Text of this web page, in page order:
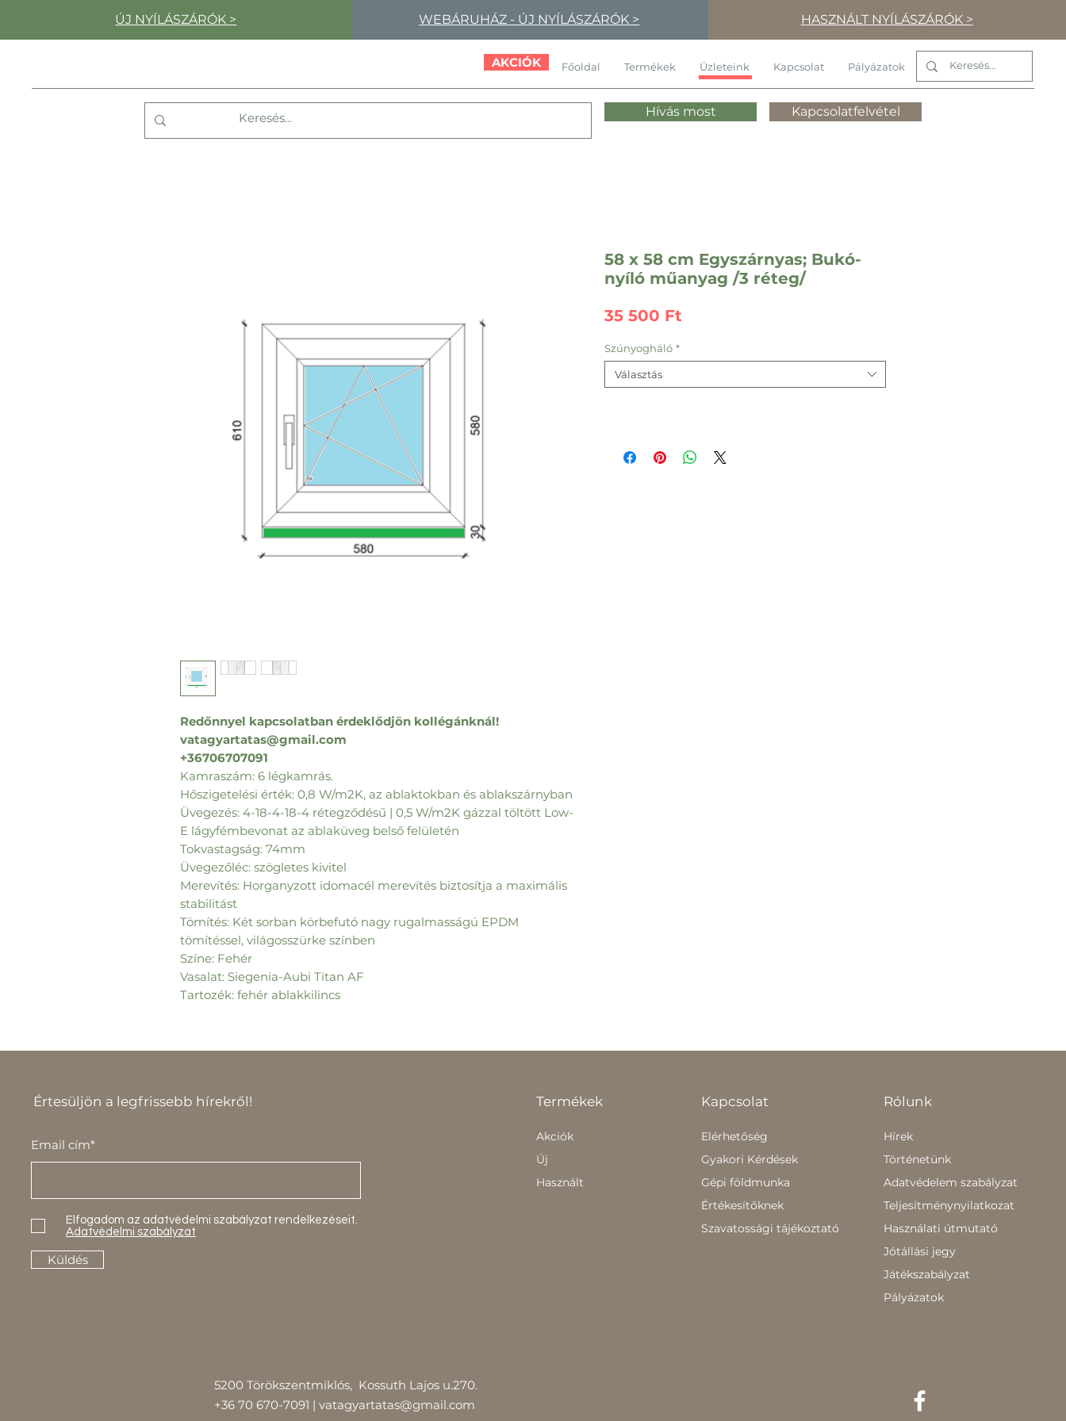
ÚJ NYÍLÁSZÁRÓK > WEBÁRUHÁZ - ÚJ NYÍLÁSZÁRÓK > HASZNÁLT NYÍLÁSZÁRÓK >
AKCIÓK Főoldal Termékek Üzleteink Kapcsolat Pályázatok
Hívás most Kapcsolatfelvétel
Redőnnyel kapcsolatban érdeklődjön kollégánknál!
vatagyartatas@gmail.com
+36706707091
Kamraszám: 6 légkamrás.
Hőszigetelési érték: 0,8 W/m2K, az ablaktokban és ablakszárnyban
Üvegezés: 4-18-4-18-4 rétegződésű | 0,5 W/m2K gázzal töltött Low-
E lágyfémbevonat az ablaküveg belső felületén
Tokvastagság: 74mm
Üvegezőléc: szögletes kivitel
Merevítés: Horganyzott idomacél merevítés biztosítja a maximális
stabilitást
Tömítés: Két sorban körbefutó nagy rugalmasságú EPDM
tömítéssel, világosszürke színben
Színe: Fehér
Vasalat: Siegenia-Aubi Titan AF
Tartozék: fehér ablakkilincs
58 x 58 cm Egyszárnyas; Bukó-
nyíló műanyag /3 réteg/
35 500 Ft
Szúnyogháló *
Választás
Értesüljön a legfrissebb hírekről!
Email cím*
Elfogadom az adatvédelmi szabályzat rendelkezéseit.
Adatvédelmi szabályzat
Küldés
Termékek
Akciók
Új
Használt
Kapcsolat
Elérhetőség
Gyakori Kérdések
Gépi földmunka
Értékesítőknek
Szavatossági tájékoztató
Rólunk
Hírek
Történetünk
Adatvédelem szabályzat
Teljesítménynyilatkozat
Használati útmutató
Jótállási jegy
Játékszabályzat
Pályázatok
5200 Törökszentmiklós, Kossuth Lajos u.270.
+36 70 670-7091 | vatagyartatas@gmail.com